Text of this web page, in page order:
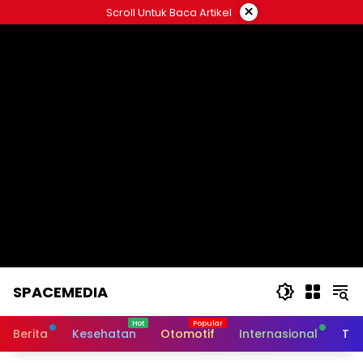
to
Scroll Untuk Baca Artikel ×
SPACEMEDIA
Berita Kesehatan Otomotif Internasional